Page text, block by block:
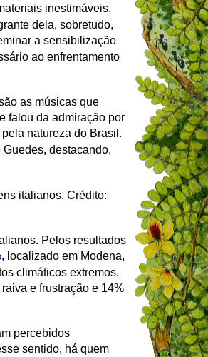
inestimáveis.
dela, sobretudo,
a sensibilização
ao enfrentamento
as músicas que
falou da admiração por
natureza do Brasil.
Guedes, destacando,
italianos. Crédito:
Pelos resultados
, localizado em Modena,
climáticos extremos.
e frustração e 14%
percebidos
sentido, há quem